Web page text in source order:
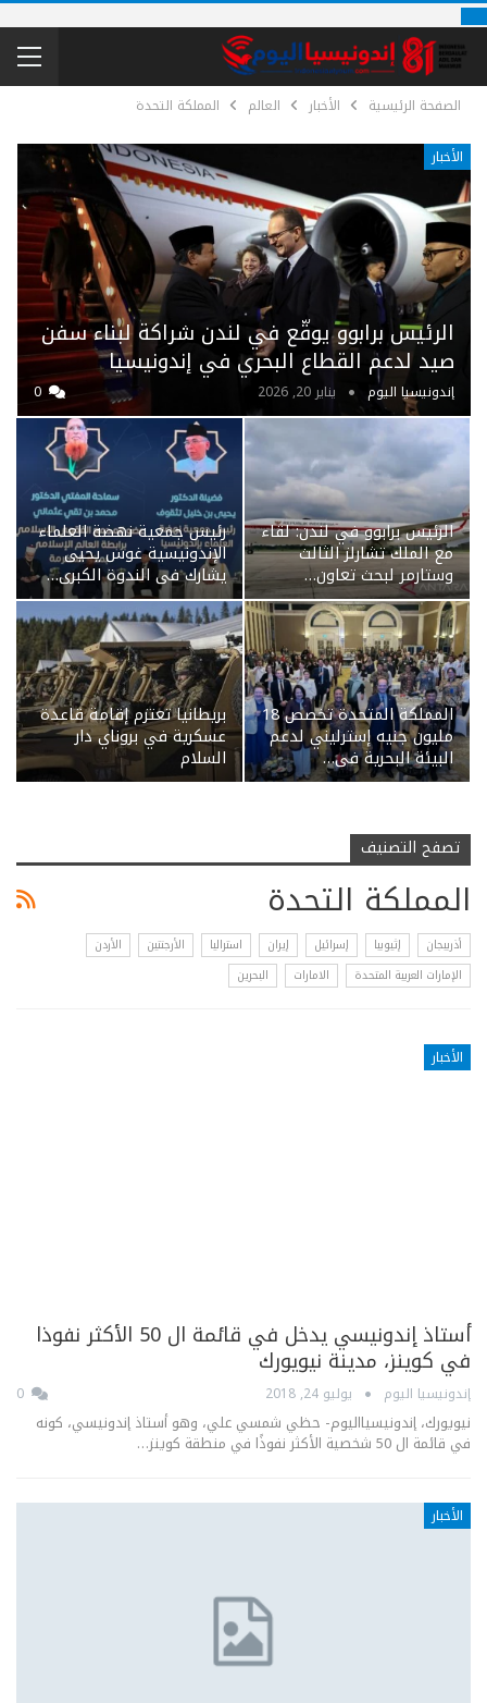
الصفحة الرئيسية الأخبار العالم المملكة التحدة
الأخبار
الرئيس برابوو يوقّع في لندن شراكة لبناء سفن
صيد لدعم القطاع البحري في إندونيسيا
إندونيسيا اليوم يناير 20, 2026 0
الرئيس برابوو في لندن: لقاء
مع الملك تشارلز الثالث
وستارمر لبحث تعاون…
رئيس جمعية نهضة العلماء
الإندونيسية غوس يحيى
يشارك في الندوة الكبرى…
المملكة المتحدة تخصص 18
مليون جنيه إسترليني لدعم
البيئة البحرية في…
بريطانيا تعتزم إقامة قاعدة
عسكرية في بروناي دار
السلام
تصفح التصنيف
المملكة التحدة
أذربيجان إثيوبيا إسرائيل إيران استراليا الأرجنتين
الأردن
الإمارات العربية المتحدة
الامارات البحرين
الأخبار
أستاذ إندونيسي يدخل في قائمة ال 50 الأكثر نفوذا
في كوينز، مدينة نيويورك
إندونيسيا اليوم يوليو 24, 2018
نيويورك، إندونيسيااليوم- حظي شمسي علي، وهو أستاذ إندونيسي، كونه
في قائمة ال 50 شخصية الأكثر نفوذًا في منطقة كوينز…
الأخبار